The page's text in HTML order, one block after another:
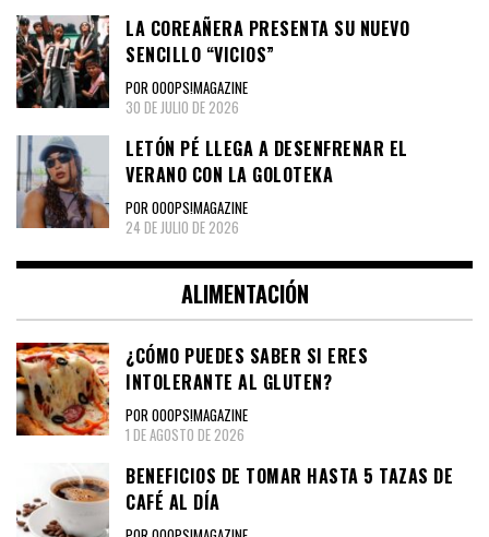
LA COREAÑERA PRESENTA SU NUEVO
SENCILLO “VICIOS”
POR OOOPS!MAGAZINE
30 DE JULIO DE 2026
LETÓN PÉ LLEGA A DESENFRENAR EL
VERANO CON LA GOLOTEKA
POR OOOPS!MAGAZINE
24 DE JULIO DE 2026
ALIMENTACIÓN
¿CÓMO PUEDES SABER SI ERES
INTOLERANTE AL GLUTEN?
POR OOOPS!MAGAZINE
1 DE AGOSTO DE 2026
BENEFICIOS DE TOMAR HASTA 5 TAZAS DE
CAFÉ AL DÍA